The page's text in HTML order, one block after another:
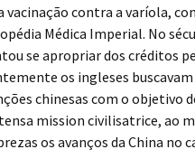
vacinação contra a varíola,
Médica Imperial. No
se apropriar dos créditos
os ingleses buscavam
chinesas com o objetivo
mission civilisatrice, ao
os avanços da China no